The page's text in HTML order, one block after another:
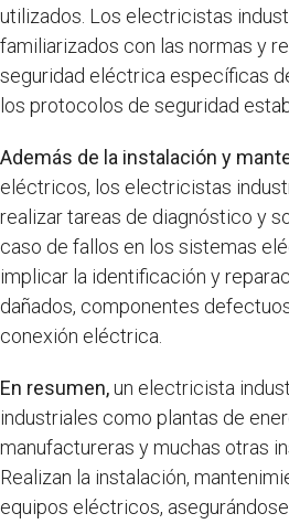
utilizados. Los electricistas
familiarizados con las normas y
seguridad eléctrica específicas
los protocolos de seguridad
Además de la instalación y
eléctricos, los electricistas
realizar tareas de diagnóstico y
caso de fallos en los sistemas
implicar la identificación y
dañados, componentes
conexión eléctrica.
En resumen,un electricista
industriales como plantas de
manufactureras y muchas otras
Realizan la instalación,
equipos eléctricos,